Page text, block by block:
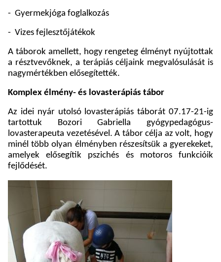
- Gyermekjóga foglalkozás
- Vizes fejlesztőjátékok
A táborok amellett, hogy rengeteg élményt nyújtottak
a résztvevőknek, a terápiás céljaink megvalósulását is
nagymértékben elősegítették.
Komplex élmény- és lovasterápiás tábor
Az idei nyár utolsó lovasterápiás táborát 07.17-21-ig
tartottuk Bozori Gabriella gyógypedagógus-
lovasterapeuta vezetésével. A tábor célja az volt, hogy
minél több olyan élményben részesítsük a gyerekeket,
amelyek elősegítik pszichés és motoros funkcióik
fejlődését.